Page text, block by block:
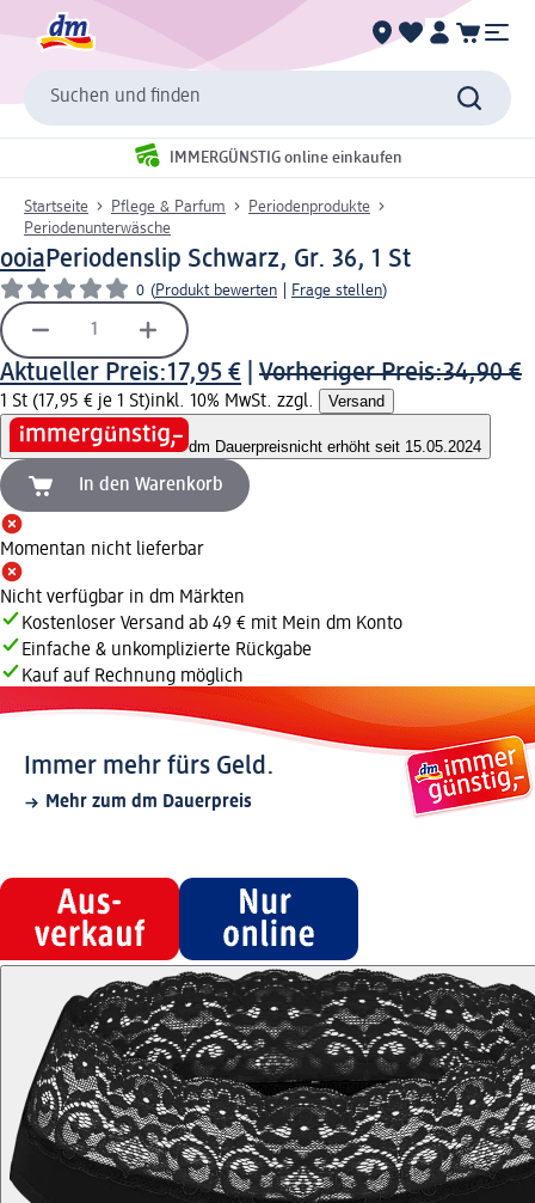
Suchen und finden
IMMERGÜNSTIG online einkaufen
Startseite Pflege & Parfum
Periodenprodukte
Periodenunterwäsche
ooiaPeriodenslip Schwarz, Gr. 36, 1 St
0 (Produkt bewerten Frage stellen)
Aktueller Preis:17,95 € Vorheriger Preis:34,90 €
1 St (17,95 € je 1 St)inkl. 10% MwSt. zzgl. Versand
dm Dauerpreisnicht erhöht seit 15.05.2024
In den Warenkorb
Momentan nicht lieferbar
Nicht verfügbar in dm Märkten
Kostenloser Versand ab 49 € mit Mein dm Konto
Einfache & unkomplizierte Rückgabe
Kauf auf Rechnung möglich
Immer mehr fürs Geld.
Mehr zum dm Dauerpreis